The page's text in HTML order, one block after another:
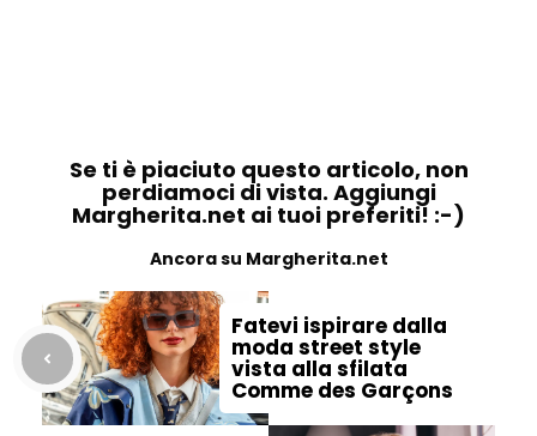
Se ti è piaciuto questo articolo, non
perdiamoci di vista. Aggiungi
Margherita.net ai tuoi preferiti! :-)
Ancora su Margherita.net
Fatevi ispirare dalla
moda street style
vista alla sfilata
Comme des Garçons